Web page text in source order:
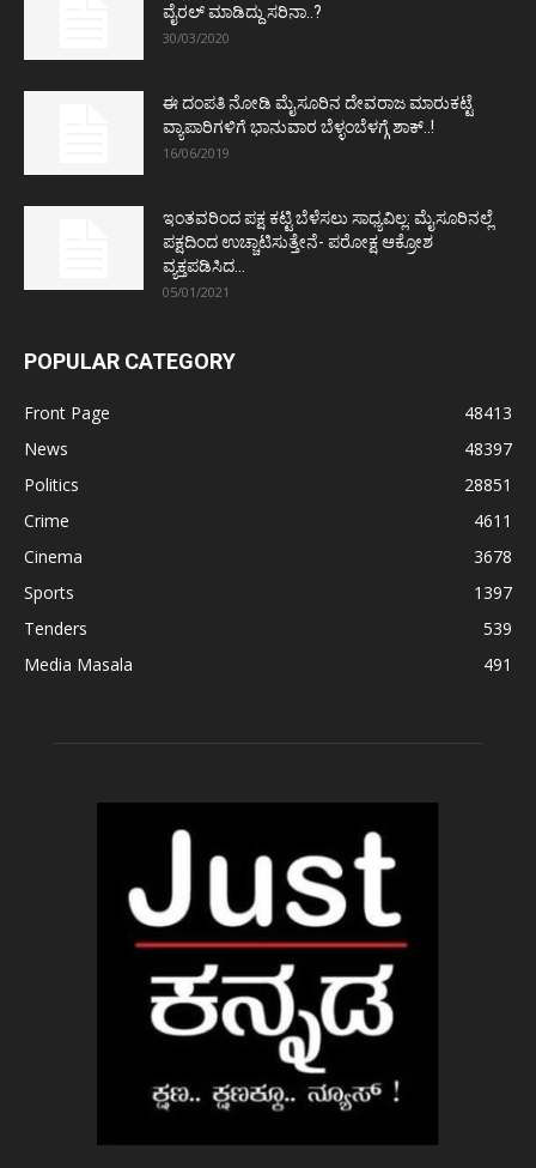
ವೈರಲ್ ಮಾಡಿದ್ದು ಸರಿನಾ..?
30/03/2020
ಈ ದಂಪತಿ ನೋಡಿ ಮೈಸೂರಿನ ದೇವರಾಜ ಮಾರುಕಟ್ಟೆ
ವ್ಯಾಪಾರಿಗಳಿಗೆ ಭಾನುವಾರ ಬೆಳ್ಳಂಬೆಳಗ್ಗೆ ಶಾಕ್..!
16/06/2019
ಇಂತವರಿಂದ ಪಕ್ಷ ಕಟ್ಟಿ ಬೆಳೆಸಲು ಸಾಧ್ಯವಿಲ್ಲ: ಮೈಸೂರಿನಲ್ಲೆ
ಪಕ್ಷದಿಂದ ಉಚ್ಚಾಟಿಸುತ್ತೇನೆ- ಪರೋಕ್ಷ ಆಕ್ರೋಶ
ವ್ಯಕ್ತಪಡಿಸಿದ...
05/01/2021
POPULAR CATEGORY
Front Page
48413
News
48397
Politics
28851
Crime
4611
Cinema
3678
Sports
1397
Tenders
539
Media Masala
491